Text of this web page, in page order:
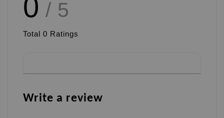
0 / 5
Total 0 Ratings
Write a review